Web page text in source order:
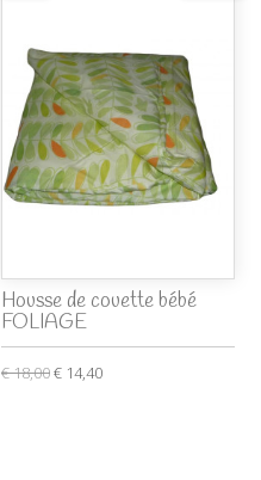
Housse de couette bébé
FOLIAGE
€ 18,00€ 14,40